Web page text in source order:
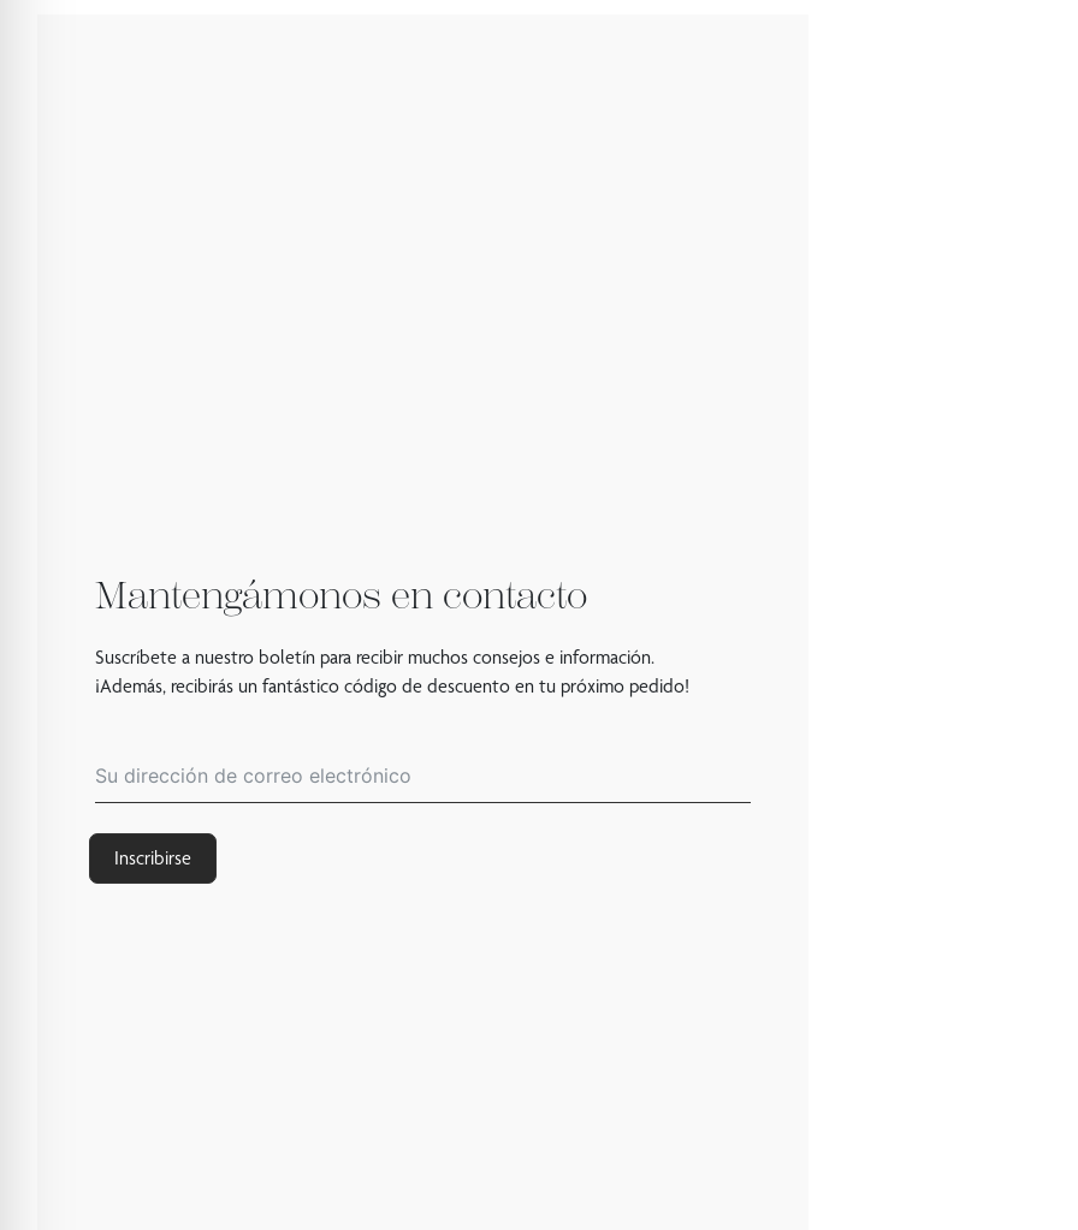
Mantengámonos en contacto
Suscríbete a nuestro boletín para recibir muchos consejos e información.
¡Además, recibirás un fantástico código de descuento en tu próximo pedido!
Inscribirse